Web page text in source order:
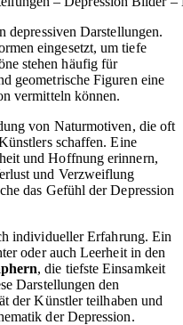
depressiven Darstellungen.
eingesetzt, um tiefe
stehen häufig für
geometrische Figuren eine
vermitteln können.
von Naturmotiven, die oft
schaffen. Eine
und Hoffnung erinnern,
und Verzweiflung
das Gefühl der Depression
individueller Erfahrung. Ein
oder auch Leerheit in den
, die tiefste Einsamkeit
Darstellungen den
der Künstler teilhaben und
der Depression.